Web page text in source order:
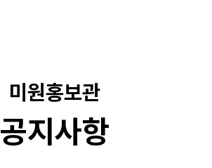
미원홍보관
공지사항